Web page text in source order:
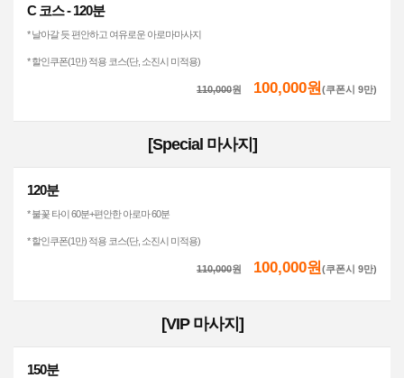
C 코스 - 120분
* 날아갈 듯 편안하고 여유로운 아로마마사지
* 할인쿠폰(1만) 적용 코스(단, 소진시 미적용)
110,000원 100,000원 (쿠폰시 9만)
[Special 마사지]
120분
* 불꽃 타이 60분+편안한 아로마 60분
* 할인쿠폰(1만) 적용 코스(단, 소진시 미적용)
110,000원 100,000원 (쿠폰시 9만)
[VIP 마사지]
150분